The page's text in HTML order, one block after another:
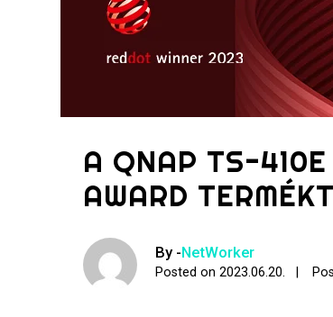
A QNAP TS-
AWARD
By -NetWorker
Posted on2023.06.20.